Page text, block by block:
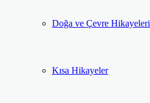
Doğa ve Çevre Hikayeleri
Kısa Hikayeler